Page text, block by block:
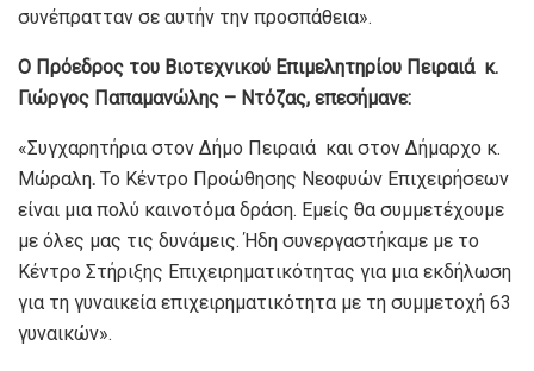
συνέπρατταν σε αυτήν την προσπάθεια».
Ο Πρόεδρος του Βιοτεχνικού Επιμελητηρίου Πειραιά κ.
Γιώργος Παπαμανώλης – Ντόζας, επεσήμανε:
«Συγχαρητήρια στον Δήμο Πειραιά και στον Δήμαρχο κ.
Μώραλη. Το Κέντρο Προώθησης Νεοφυών Επιχειρήσεων
είναι μια πολύ καινοτόμα δράση. Εμείς θα συμμετέχουμε
με όλες μας τις δυνάμεις. Ήδη συνεργαστήκαμε με το
Κέντρο Στήριξης Επιχειρηματικότητας για μια εκδήλωση
για τη γυναικεία επιχειρηματικότητα με τη συμμετοχή 63
γυναικών».